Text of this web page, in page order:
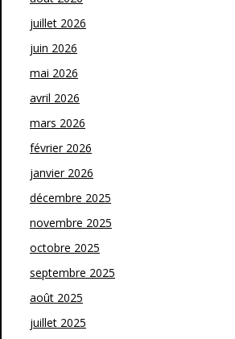
juillet 2026
juin 2026
mai 2026
avril 2026
mars 2026
février 2026
janvier 2026
décembre 2025
novembre 2025
octobre 2025
septembre 2025
août 2025
juillet 2025